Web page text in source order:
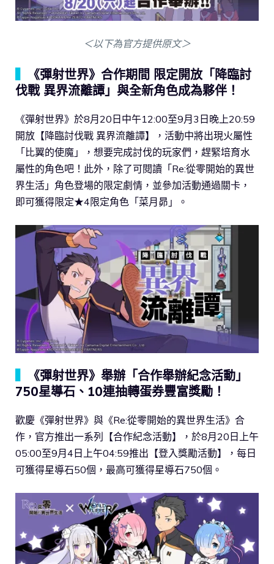
＜以下為官方提供原文＞
《彈射世界》合作期間 限定開放「降臨討
伐戰 異界流離譚」與全新角色成為夥伴！
《彈射世界》於8月20日中午12:00至9月3日晚上20:59
開放【降臨討伐戰 異界流離譚】，活動中將出現火屬性
「比翼的使魔」，想要完成討伐的玩家們，趕緊培育水
屬性的角色吧！此外，除了可閱讀「Re:從零開始的異世
界生活」角色登場的限定劇情，並參加活動通過關卡，
即可獲得限定★4限定角色「菜月昴」。
《彈射世界》舉辦「合作舉辦紀念活動」
750星導石、10連抽轉蛋券豐富獎勵！
歡慶《彈射世界》與《Re:從零開始的異世界生活》合
作，官方推出一系列【合作紀念活動】，於8月20日上午
05:00至9月4日上午04:59推出【登入獎勵活動】，每日
可獲得星導石50個，最高可獲得星導石750個。